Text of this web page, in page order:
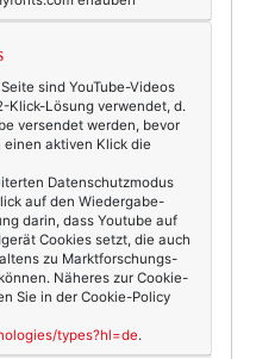
ich zu einem
(es ist nur
Einfluss zu
nicht auf noch
ich schwor mir
einmal diese Stadt
braucht keinen
geklappt, aber dann
schöne Paris-
aus dem Tritt,
(Offensichtlich
sind YouTube-Videos
Klick-Lösung verwendet, d.
versendet werden, bevor
aktiven Klick die
Datenschutzmodus
auf den Wiedergabe-
darin, dass Youtube auf
Cookies setzt, die auch
zu Marktforschungs-
Näheres zur Cookie-
Sie in der Cookie-Policy
types?hl=de.